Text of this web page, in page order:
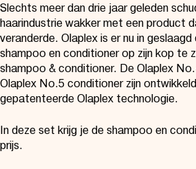
Slechts meer dan drie jaar geleden
haarindustrie wakker met een product
veranderde. Olaplex is er nu in
shampoo en conditioner op zijn kop te
shampoo & conditioner. De Olaplex
Olaplex No.5 conditioner zijn
gepatenteerde Olaplex technologie.
In deze set krijg je de shampoo en
prijs.